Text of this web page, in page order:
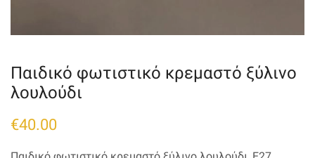
Παιδικό φωτιστικό κρεμαστό ξύλινο
λουλούδι
€40.00